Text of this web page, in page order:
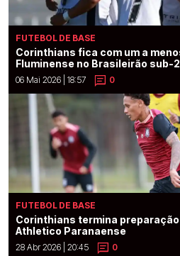
FUTEBOL DE BASE
Corinthians fica com um a
Fluminense no Brasileirão sub-
06 Mai 2026 | 18:57 0
FUTEBOL DE BASE
Corinthians termina
Athletico Paranaense
28 Abr 2026 | 20:45 0